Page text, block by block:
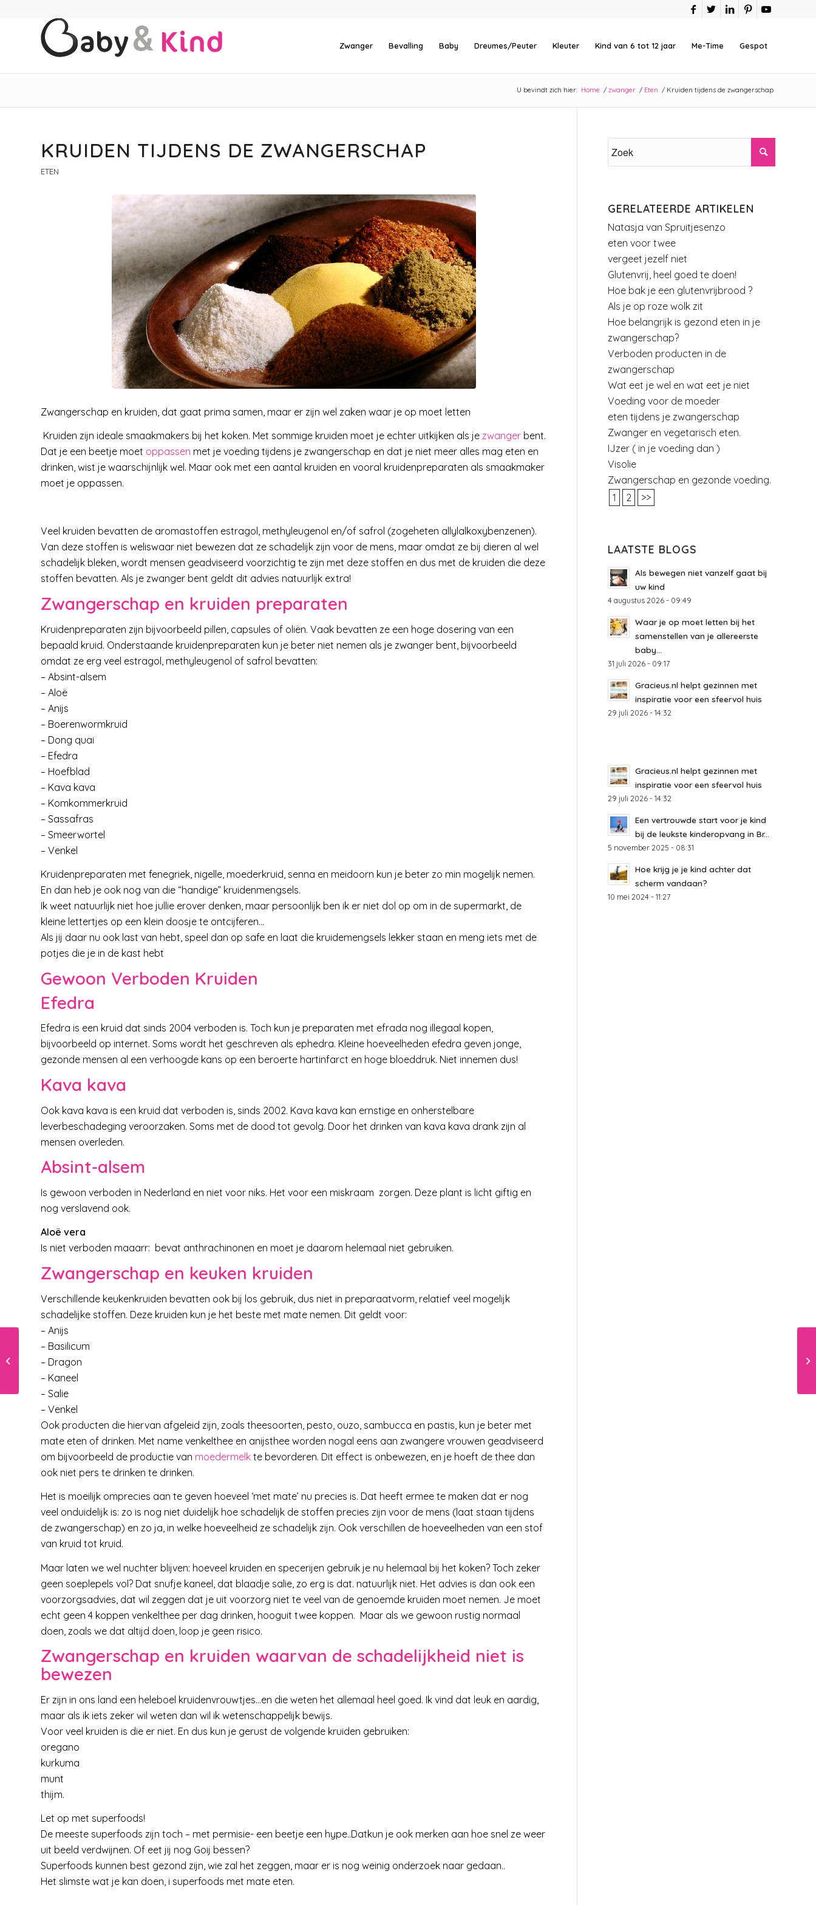
Zwanger Bevalling Baby Dreumes/Peuter Kleuter Kind van 6 tot 12 jaar Me-Time Gespot
U bevindt zich hier: Home / zwanger / Eten / Kruiden tijdens de zwangerschap
KRUIDEN TIJDENS DE ZWANGERSCHAP
ETEN
Zwangerschap en kruiden, dat gaat prima samen, maar er zijn wel zaken waar je op moet letten
Kruiden zijn ideale smaakmakers bij het koken. Met sommige kruiden moet je echter uitkijken als je zwanger bent.
Dat je een beetje moet oppassen met je voeding tijdens je zwangerschap en dat je niet meer alles mag eten en
drinken, wist je waarschijnlijk wel. Maar ook met een aantal kruiden en vooral kruidenpreparaten als smaakmaker
moet je oppassen.
Veel kruiden bevatten de aromastoffen estragol, methyleugenol en/of safrol (zogeheten allylalkoxybenzenen).
Van deze stoffen is weliswaar niet bewezen dat ze schadelijk zijn voor de mens, maar omdat ze bij dieren al wel
schadelijk bleken, wordt mensen geadviseerd voorzichtig te zijn met deze stoffen en dus met de kruiden die deze
stoffen bevatten. Als je zwanger bent geldt dit advies natuurlijk extra!
Zwangerschap en kruiden preparaten
Kruidenpreparaten zijn bijvoorbeeld pillen, capsules of oliën. Vaak bevatten ze een hoge dosering van een
bepaald kruid. Onderstaande kruidenpreparaten kun je beter niet nemen als je zwanger bent, bijvoorbeeld
omdat ze erg veel estragol, methyleugenol of safrol bevatten:
– Absint-alsem
– Aloë
– Anijs
– Boerenwormkruid
– Dong quai
– Efedra
– Hoefblad
– Kava kava
– Komkommerkruid
– Sassafras
– Smeerwortel
– Venkel
Kruidenpreparaten met fenegriek, nigelle, moederkruid, senna en meidoorn kun je beter zo min mogelijk nemen.
En dan heb je ook nog van die “handige” kruidenmengsels.
Ik weet natuurlijk niet hoe jullie erover denken, maar persoonlijk ben ik er niet dol op om in de supermarkt, de
kleine lettertjes op een klein doosje te ontcijferen…
Als jij daar nu ook last van hebt, speel dan op safe en laat die kruidemengsels lekker staan en meng iets met de
potjes die je in de kast hebt
Gewoon Verboden Kruiden
Efedra
Efedra is een kruid dat sinds 2004 verboden is. Toch kun je preparaten met efrada nog illegaal kopen,
bijvoorbeeld op internet. Soms wordt het geschreven als ephedra. Kleine hoeveelheden efedra geven jonge,
gezonde mensen al een verhoogde kans op een beroerte hartinfarct en hoge bloeddruk. Niet innemen dus!
Kava kava
Ook kava kava is een kruid dat verboden is, sinds 2002. Kava kava kan ernstige en onherstelbare
leverbeschadeging veroorzaken. Soms met de dood tot gevolg. Door het drinken van kava kava drank zijn al
mensen overleden.
Absint-alsem
Is gewoon verboden in Nederland en niet voor niks. Het voor een miskraam zorgen. Deze plant is licht giftig en
nog verslavend ook.
Aloë vera
Is niet verboden maaarr: bevat anthrachinonen en moet je daarom helemaal niet gebruiken.
Zwangerschap en keuken kruiden
Verschillende keukenkruiden bevatten ook bij los gebruik, dus niet in preparaatvorm, relatief veel mogelijk
schadelijke stoffen. Deze kruiden kun je het beste met mate nemen. Dit geldt voor:
– Anijs
– Basilicum
– Dragon
– Kaneel
– Salie
– Venkel
Ook producten die hiervan afgeleid zijn, zoals theesoorten, pesto, ouzo, sambucca en pastis, kun je beter met
mate eten of drinken. Met name venkelthee en anijsthee worden nogal eens aan zwangere vrouwen geadviseerd
om bijvoorbeeld de productie van moedermelk te bevorderen. Dit effect is onbewezen, en je hoeft de thee dan
ook niet pers te drinken te drinken.
Het is moeilijk omprecies aan te geven hoeveel ‘met mate’ nu precies is. Dat heeft ermee te maken dat er nog
veel onduidelijk is: zo is nog niet duidelijk hoe schadelijk de stoffen precies zijn voor de mens (laat staan tijdens
de zwangerschap) en zo ja, in welke hoeveelheid ze schadelijk zijn. Ook verschillen de hoeveelheden van een stof
van kruid tot kruid.
Maar laten we wel nuchter blijven: hoeveel kruiden en specerijen gebruik je nu helemaal bij het koken? Toch zeker
geen soeplepels vol? Dat snufje kaneel, dat blaadje salie, zo erg is dat. natuurlijk niet. Het advies is dan ook een
voorzorgsadvies, dat wil zeggen dat je uit voorzorg niet te veel van de genoemde kruiden moet nemen. Je moet
echt geen 4 koppen venkelthee per dag drinken, hooguit twee koppen. Maar als we gewoon rustig normaal
doen, zoals we dat altijd doen, loop je geen risico.
Zwangerschap en kruiden waarvan de schadelijkheid niet is
bewezen
Er zijn in ons land een heleboel kruidenvrouwtjes…en die weten het allemaal heel goed. Ik vind dat leuk en aardig,
maar als ik iets zeker wil weten dan wil ik wetenschappelijk bewijs.
Voor veel kruiden is die er niet. En dus kun je gerust de volgende kruiden gebruiken:
oregano
kurkuma
munt
thijm.
Let op met superfoods!
De meeste superfoods zijn toch – met permisie- een beetje een hype..Datkun je ook merken aan hoe snel ze weer
uit beeld verdwijnen. Of eet jij nog Goij bessen?
Superfoods kunnen best gezond zijn, wie zal het zeggen, maar er is nog weinig onderzoek naar gedaan..
Het slimste wat je kan doen, i superfoods met mate eten.
GERELATEERDE ARTIKELEN
Natasja van Spruitjesenzo
eten voor twee
vergeet jezelf niet
Glutenvrij, heel goed te doen!
Hoe bak je een glutenvrijbrood ?
Als je op roze wolk zit
Hoe belangrijk is gezond eten in je
zwangerschap?
Verboden producten in de
zwangerschap
Wat eet je wel en wat eet je niet
Voeding voor de moeder
eten tijdens je zwangerschap
Zwanger en vegetarisch eten.
IJzer ( in je voeding dan )
Visolie
Zwangerschap en gezonde voeding.
1
2 >>
LAATSTE BLOGS
Als bewegen niet vanzelf gaat bij
uw kind
4 augustus 2026 - 09:49
Waar je op moet letten bij het
samenstellen van je allereerste
baby...
31 juli 2026 - 09:17
Gracieus.nl helpt gezinnen met
inspiratie voor een sfeervol huis
29 juli 2026 - 14:32
Gracieus.nl helpt gezinnen met
inspiratie voor een sfeervol huis
29 juli 2026 - 14:32
Een vertrouwde start voor je kind
bij de leukste kinderopvang in Br...
5 november 2025 - 08:31
Hoe krijg je je kind achter dat
scherm vandaan?
10 mei 2024 - 11:27